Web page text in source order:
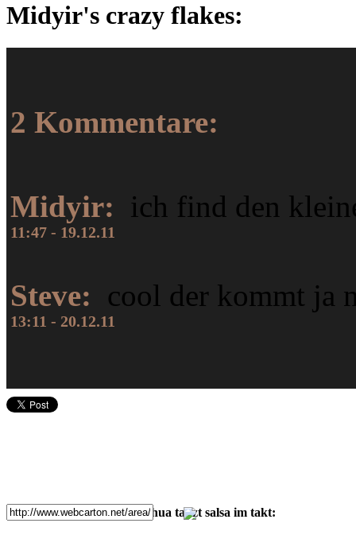
Midyir's crazy flakes:
2 Kommentare:
Midyir: ich find den
11:47 - 19.12.11
Steve: cool der kommt ja
13:11 - 20.12.11
L nk für Freunde chihuahua tanzt salsa im takt: